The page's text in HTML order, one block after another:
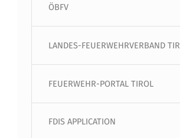
ÖBFV
LANDES-FEUERWEHRVERBAND
FEUERWEHR-PORTAL TIROL
FDIS APPLICATION